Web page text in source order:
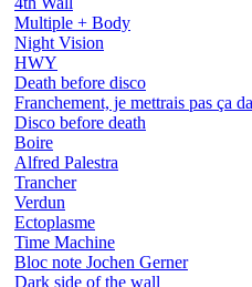
Multiple + Body
Night Vision
HWY
Death before disco
Franchement, je mettrais pas ça
Disco before death
Boire
Alfred Palestra
Trancher
Verdun
Ectoplasme
Time Machine
Bloc note Jochen Gerner
Dark side of the wall